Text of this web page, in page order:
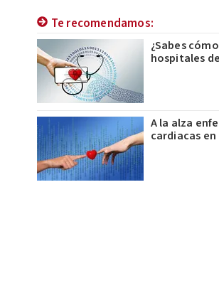
Te recomendamos:
¿Sabes
hospitales
A la alza
cardiacas en